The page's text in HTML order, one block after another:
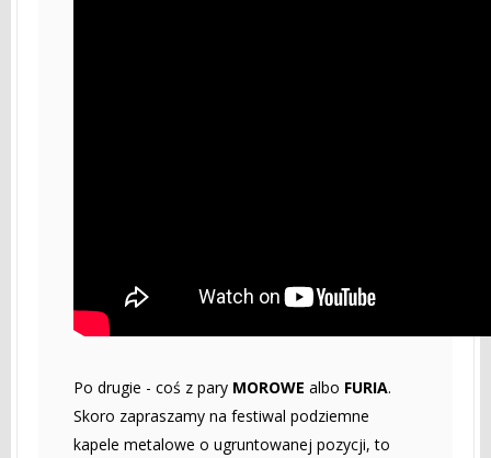
Po drugie - coś z pary MOROWE albo FURIA.
Skoro zapraszamy na festiwal podziemne
kapele metalowe o ugruntowanej pozycji, to